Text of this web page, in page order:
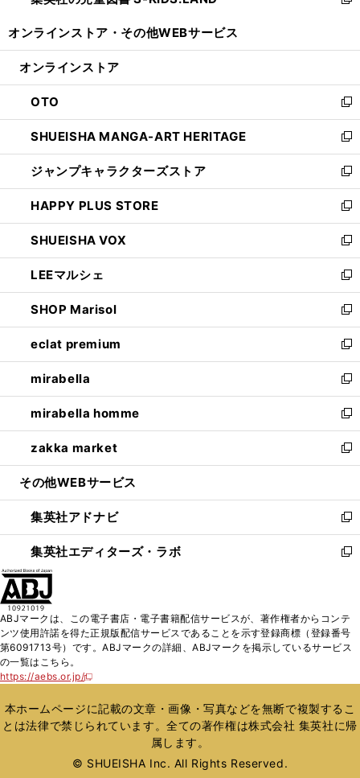
開
ン
ウ
で
開
く
ウ
ン
ド
ウ
で
開
く
オンラインストア・ その他WEBサービス
オンラインストア
OTO
新
し
い
ウ
ィ
ン
ド
ウ
で
開
く
SHUEISHA MANGA-ART HERITAGE
新
し
い
ウ
ィ
ン
ド
ウ
で
開
く
ジャンプキャラクターズストア
新
し
い
ウ
ィ
ン
ド
ウ
で
開
く
HAPPY PLUS STORE
新
し
い
ウ
ィ
ン
ド
ウ
で
開
く
SHUEISHA VOX
新
し
い
ウ
ィ
ン
ド
ウ
で
開
く
LEEマルシェ
新
し
い
ウ
ィ
ン
ド
ウ
で
開
く
SHOP Marisol
新
し
い
ウ
ィ
ン
ド
ウ
で
開
eclat premium
新
し
い
ウ
ィ
ン
ド
ウ
開
く
mirabella
新
し
い
ウ
ィ
ン
ウ
で
開
く
mirabella homme
新
し
い
ウ
ン
ド
ウ
で
zakka market
新
し
ウ
ィ
ン
ド
く
その他WEBサービス
集英社アドナビ
新
し
い
ド
ウ
で
集英社エディターズ・ラボ
新
ィ
ン
ド
開
く
ABJマークは、この電子書店・電子書籍配信サービスが、著作権者からコンテ
ンツ使用許諾を得た正規版配信サービスであることを示す登録商標（登録番号
第6091713号）です。ABJマークの詳細、ABJマークを掲示しているサービス
の一覧はこちら。
https://aebs.or.jp/
新
い
ウ
ィ
ウ
本ホームページに記載の文章・画像・写真などを無断で複製するこ
とは法律で禁じられています。全ての著作権は株式会社 集英社に帰
属します。
© SHUEISHA Inc. All Rights Reserved.